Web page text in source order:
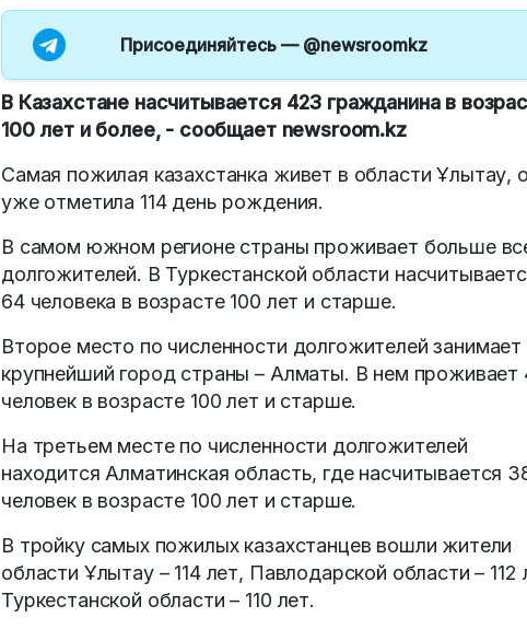
Присоединяйтесь — @newsroomkz
В Казахстане насчитывается 423 гражданина в
100 лет и более, - сообщает newsroom.kz
Самая пожилая казахстанка живет в области Ұлытау,
уже отметила 114 день рождения.
В самом южном регионе страны проживает больше
долгожителей. В Туркестанской области
64 человека в возрасте 100 лет и старше.
Второе место по численности долгожителей занимает
крупнейший город страны – Алматы. В нем проживает
человек в возрасте 100 лет и старше.
На третьем месте по численности долгожителей
находится Алматинская область, где насчитывается
человек в возрасте 100 лет и старше.
В тройку самых пожилых казахстанцев вошли жители
области Ұлытау – 114 лет, Павлодарской области – 112
Туркестанской области – 110 лет.